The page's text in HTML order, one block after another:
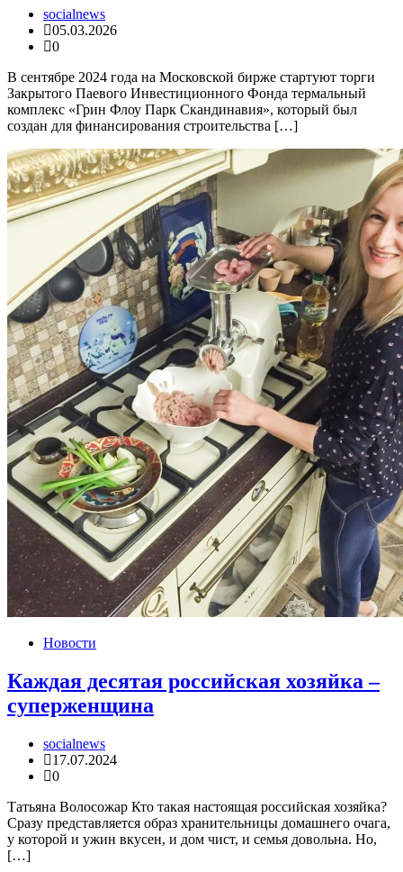
socialnews
05.03.2026
0
В сентябре 2024 года на Московской бирже стартуют торги
Закрытого Паевого Инвестиционного Фонда термальный
комплекс «Грин Флоу Парк Скандинавия», который был
создан для финансирования строительства […]
Новости
Каждая десятая российская хозяйка –
суперженщина
socialnews
17.07.2024
0
Татьяна Волосожар Кто такая настоящая российская хозяйка?
Сразу представляется образ хранительницы домашнего очага,
у которой и ужин вкусен, и дом чист, и семья довольна. Но,
[…]